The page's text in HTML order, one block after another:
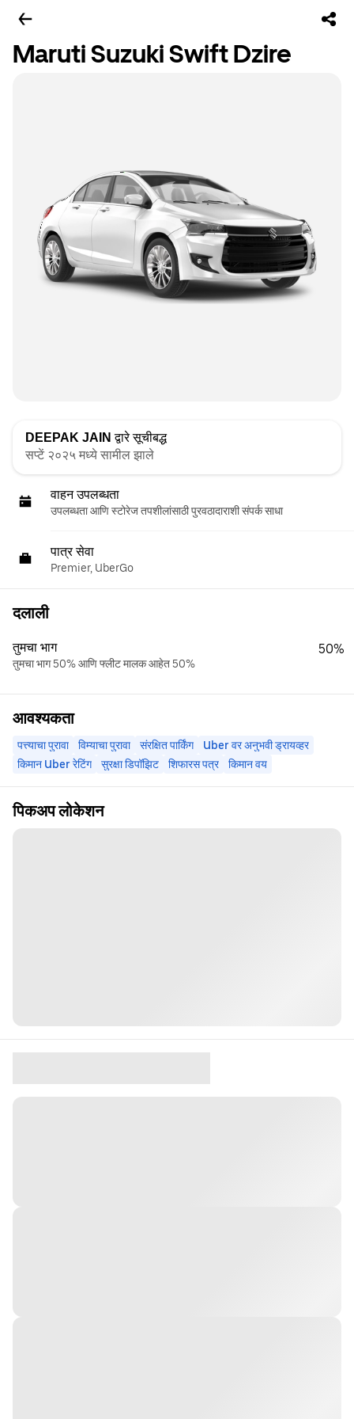
Maruti Suzuki Swift Dzire
DEEPAK JAIN द्वारे सूचीबद्ध
सप्टें २०२५ मध्ये सामील झाले
वाहन उपलब्धता
उपलब्धता आणि स्टोरेज तपशीलांसाठी पुरवठादाराशी संपर्क साधा
पात्र सेवा
Premier, UberGo
दलाली
तुमचा भाग
तुमचा भाग 50% आणि फ्लीट मालक आहेत 50%
50%
आवश्यकता
पत्त्याचा पुरावा विम्याचा पुरावा संरक्षित पार्किंग
Uber वर अनुभवी ड्रायव्हर
किमान Uber रेटिंग
सुरक्षा डिपॉझिट शिफारस पत्र किमान वय
पिकअप लोकेशन